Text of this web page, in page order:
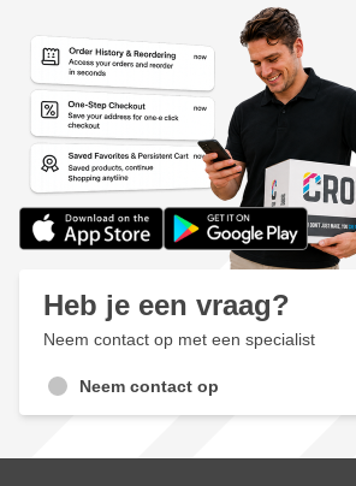
Heb je een vraag?
Neem contact op met een specialist
Neem contact op